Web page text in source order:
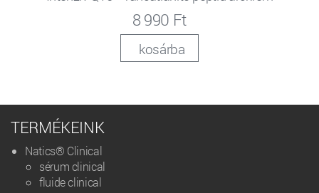
8 990 Ft
kosárba
TERMÉKEINK
Natics® Clinical
sérum clinical
fluide clinical